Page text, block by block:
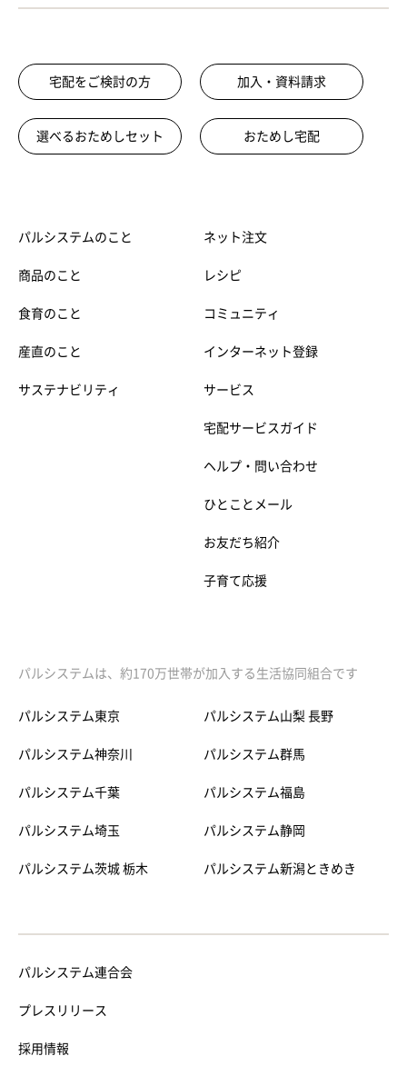
宅配をご検討の方 加入・資料請求
選べるおためしセット おためし宅配
パルシステムのこと
商品のこと
食育のこと
産直のこと
サステナビリティ
ネット注文
レシピ
コミュニティ
インターネット登録
サービス
宅配サービスガイド
ヘルプ・問い合わせ
ひとことメール
お友だち紹介
子育て応援
パルシステムは、約170万世帯が加入する生活協同組合です
パルシステム東京
パルシステム神奈川
パルシステム千葉
パルシステム埼玉
パルシステム茨城 栃木
パルシステム山梨 長野
パルシステム群馬
パルシステム福島
パルシステム静岡
パルシステム新潟ときめき
パルシステム連合会
プレスリリース
採用情報